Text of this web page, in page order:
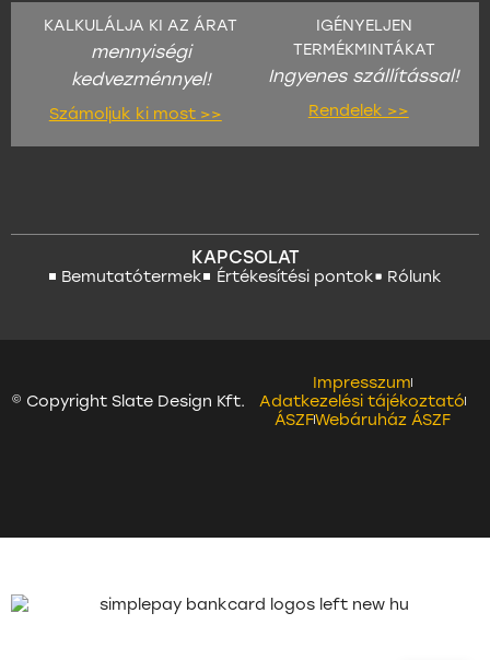
KALKULÁLJA KI AZ ÁRAT
mennyiségi
kedvezménnyel!
Számoljuk ki most >>
IGÉNYELJEN
TERMÉKMINTÁKAT
Ingyenes szállítással!
Rendelek >>
KAPCSOLAT
Bemutatótermek Értékesítési pontok Rólunk
© Copyright Slate Design Kft.
Impresszum
Adatkezelési tájékoztató
ÁSZFWebáruház ÁSZF